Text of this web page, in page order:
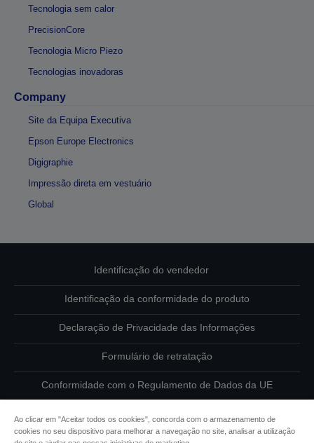
Tecnologia sem calor
PrecisionCore
Tecnologia Micro Piezo
Tecnologias inovadoras
Company
Site da Equipa Executiva
Epson Europe Electronics
Digigraphie
Impressão direta em vestuário
Global
Identificação do vendedor
Identificação da conformidade do produto
Declaração de Privacidade das Informações
Formulário de retratação
Conformidade com o Regulamento de Dados da UE
Ao clicar em "Aceitar todos os cookies", concorda com o armazenamento de
cookies no seu dispositivo para melhorar a navegação no site, analisar a utilização